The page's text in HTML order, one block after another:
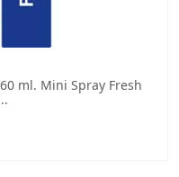
ml. Mini Spray Fresh